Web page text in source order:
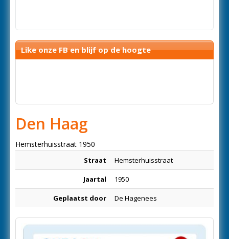
Like onze FB en blijf op de hoogte
Den Haag
Hemsterhuisstraat 1950
Straat Hemsterhuisstraat
Jaartal 1950
Geplaatst door De Hagenees